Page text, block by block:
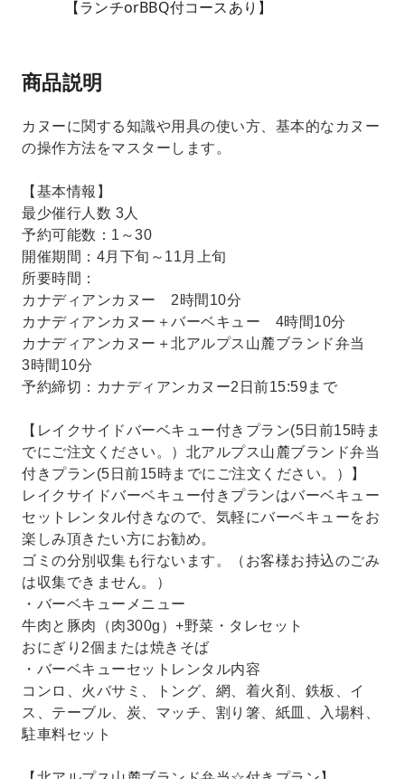
【ランチorBBQ付コースあり】
商品説明
カヌーに関する知識や用具の使い方、基本的なカヌー
の操作方法をマスターします。
【基本情報】
最少催行人数 3人
予約可能数：1～30
開催期間：4月下旬～11月上旬
所要時間：
カナディアンカヌー 2時間10分
カナディアンカヌー＋バーベキュー 4時間10分
カナディアンカヌー＋北アルプス山麓ブランド弁当
3時間10分
予約締切：カナディアンカヌー2日前15:59まで
【レイクサイドバーベキュー付きプラン(5日前15時ま
でにご注文ください。）北アルプス山麓ブランド弁当
付きプラン(5日前15時までにご注文ください。）】
レイクサイドバーベキュー付きプランはバーベキュー
セットレンタル付きなので、気軽にバーベキューをお
楽しみ頂きたい方にお勧め。
ゴミの分別収集も行ないます。（お客様お持込のごみ
は収集できません。）
・バーベキューメニュー
牛肉と豚肉（肉300g）+野菜・タレセット
おにぎり2個または焼きそば
・バーベキューセットレンタル内容
コンロ、火バサミ、トング、網、着火剤、鉄板、イ
ス、テーブル、炭、マッチ、割り箸、紙皿、入場料、
駐車料セット